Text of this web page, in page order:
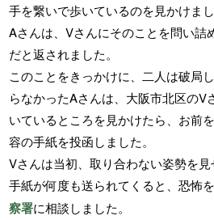
手を繋いで歩いているのを見かけまし
Aさんは、Vさんにそのことを問い詰
だと返されました。
このことをきっかけに、二人は破局
らなかったAさんは、大阪市北区のV
いているところを見かけたら、お前
容の手紙を投函しました。
Vさんは当初、取り合わない姿勢を
手紙が何度も送られてくると、恐怖を
察署に相談しました。